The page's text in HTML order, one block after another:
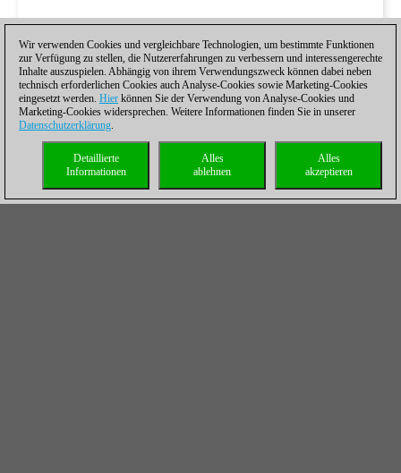
Wir verwenden Cookies und vergleichbare Technologien, um bestimmte Funktionen
zur Verfügung zu stellen, die Nutzererfahrungen zu verbessern und interessengerechte
Inhalte auszuspielen. Abhängig von ihrem Verwendungszweck können dabei neben
technisch erforderlichen Cookies auch Analyse-Cookies sowie Marketing-Cookies
eingesetzt werden. Hier können Sie der Verwendung von Analyse-Cookies und
Marketing-Cookies widersprechen. Weitere Informationen finden Sie in unserer
Datenschutzerklärung.
Alles
akzeptieren
Alles
ablehnen
Detaillierte
Informationen